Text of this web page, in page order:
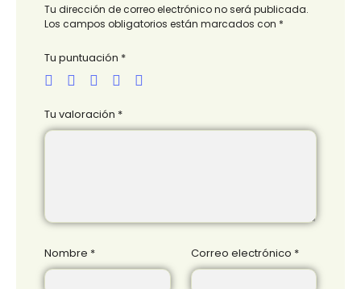
Tu dirección de correo electrónico no será publicada.
Los campos obligatorios están marcados con *
Tu puntuación *
Tu valoración *
Nombre * Correo electrónico *